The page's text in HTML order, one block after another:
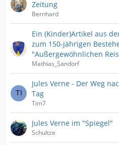
Zeitung
Bernhard
Ein (Kinder)Artikel aus
zum 150-jährigen
"Außergewöhnlichen
Mathias_Sandorf
Jules Verne - Der Weg
Tag
Tim7
Jules Verne im "Spiegel"
Schultze